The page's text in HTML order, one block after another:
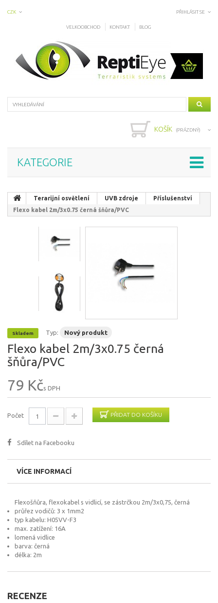
PŘIHLÁSIT SE
CZK
VELKOOBCHOD KONTAKT BLOG
KOŠÍK (PRÁZDNÝ)
KATEGORIE
Terarijní osvětlení UVB zdroje
Příslušenství
Flexo kabel 2m/3x0.75 černá šňůra/PVC
Skladem Typ: Nový produkt
Flexo kabel 2m/3x0.75 černá
šňůra/PVC
79 Kčs DPH
Počet PŘIDAT DO KOŠÍKU
Sdílet na Facebooku
VÍCE INFORMACÍ
Flexošňůra, flexokabel s vidlicí, se zástrčkou 2m/3x0,75, černá
průřez vodičů: 3 x 1mm2
typ kabelu: H05VV-F3
max. zatížení: 16A
lomená vidlice
barva: černá
délka: 2m
RECENZE